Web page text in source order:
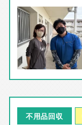
不用品回収